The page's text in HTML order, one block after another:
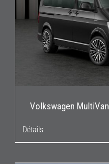
Volkswagen MultiVan
Détails